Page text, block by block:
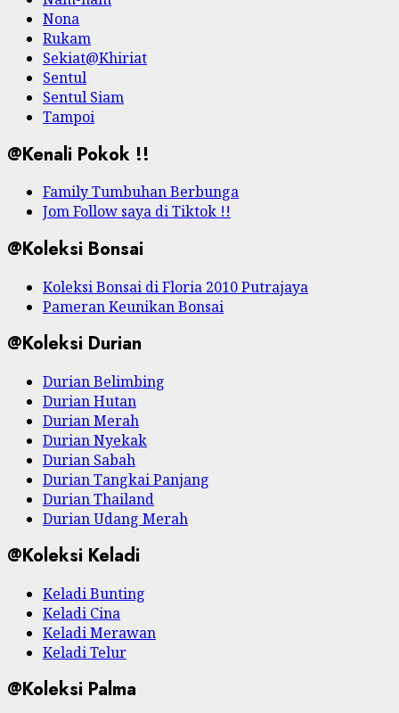
Nona
Rukam
Sekiat@Khiriat
Sentul
Sentul Siam
Tampoi
@Kenali Pokok !!
Family Tumbuhan Berbunga
Jom Follow saya di Tiktok !!
@Koleksi Bonsai
Koleksi Bonsai di Floria 2010 Putrajaya
Pameran Keunikan Bonsai
@Koleksi Durian
Durian Belimbing
Durian Hutan
Durian Merah
Durian Nyekak
Durian Sabah
Durian Tangkai Panjang
Durian Thailand
Durian Udang Merah
@Koleksi Keladi
Keladi Bunting
Keladi Cina
Keladi Merawan
Keladi Telur
@Koleksi Palma